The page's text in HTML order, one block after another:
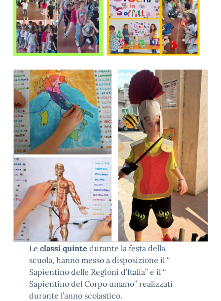
Le classi quinte durante la festa della
scuola, hanno messo a disposizione il “
Sapientino delle Regioni d’Italia” e il “
Sapientino del Corpo umano” realizzati
durante l’anno scolastico.